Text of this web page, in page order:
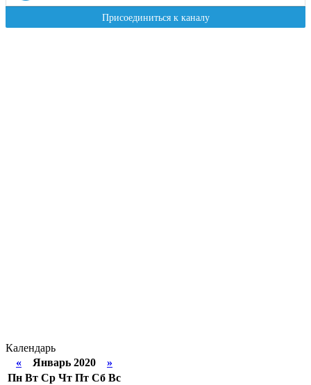
Календарь
« Январь 2020 »
Пн Вт Ср Чт Пт Сб Вс